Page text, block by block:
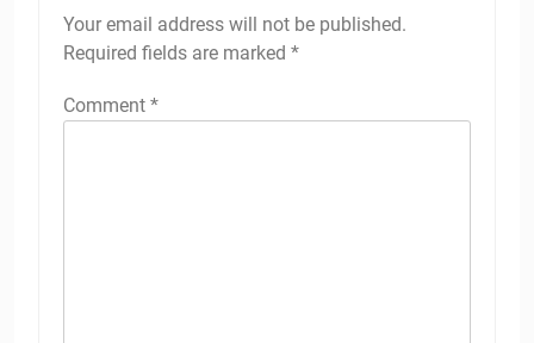
Your email address will not be published.
Required fields are marked *
Comment *